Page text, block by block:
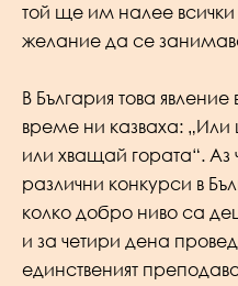
той ще им налее
желание да се
В България това
време ни казваха:
или хващай гората“. Аз
различни конкурси в
колко добро ниво са
и за четири дена
единственият